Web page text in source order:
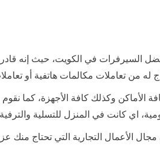
في الكويت، حيث إنه
له من تعاملات مكالمات هاتفية أو
وكذلك كافة الأجهزة، كما
اي كانت في المنزل للتسلية
الأعمال التجارية التي تحتاج